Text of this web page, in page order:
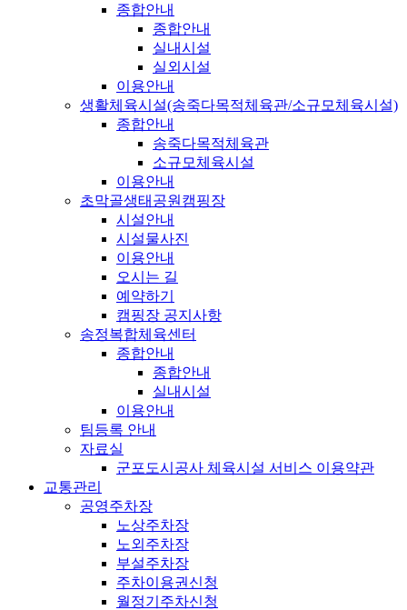
종합안내
종합안내
실내시설
실외시설
이용안내
생활체육시설(송죽다목적체육관/소규모체육시설)
종합안내
송죽다목적체육관
소규모체육시설
이용안내
초막골생태공원캠핑장
시설안내
시설물사진
이용안내
오시는 길
예약하기
캠핑장 공지사항
송정복합체육센터
종합안내
종합안내
실내시설
이용안내
팀등록 안내
자료실
군포도시공사 체육시설 서비스 이용약관
교통관리
공영주차장
노상주차장
노외주차장
부설주차장
주차이용권신청
월정기주차신청